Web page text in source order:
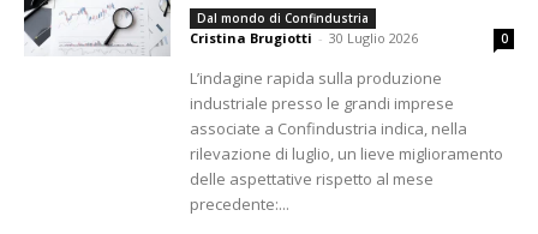
Dal mondo di Confindustria
Cristina Brugiotti - 30 Luglio 2026 0
L’indagine rapida sulla produzione
industriale presso le grandi imprese
associate a Confindustria indica, nella
rilevazione di luglio, un lieve miglioramento
delle aspettative rispetto al mese
precedente:...